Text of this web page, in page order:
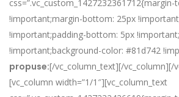
css=”.vc_custom_1427232361712{margin-
!important;margin-bottom: 25px
!important;padding-bottom: 5px
!important;background-color: #81d742
propuse:[/vc_column_text][/vc_column][/
[vc_column width=”1/1″][vc_column_text